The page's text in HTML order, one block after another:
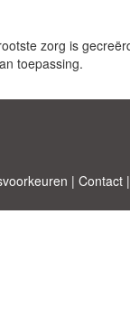
zorg is
toepassing.
| Contact